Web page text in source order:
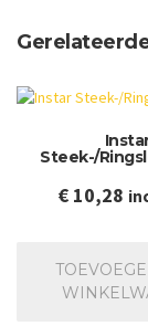
Steek-/
€10,28